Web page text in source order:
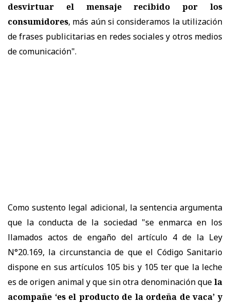
desvirtuar el mensaje recibido por los
consumidores, más aún si consideramos la utilización
de frases publicitarias en redes sociales y otros medios
de comunicación".
Como sustento legal adicional, la sentencia argumenta
que la conducta de la sociedad "se enmarca en los
llamados actos de engaño del artículo 4 de la Ley
N°20.169, la circunstancia de que el Código Sanitario
dispone en sus artículos 105 bis y 105 ter que la leche
es de origen animal y que sin otra denominación quela
acompañe ‘es el producto de la ordeña de vaca’ y